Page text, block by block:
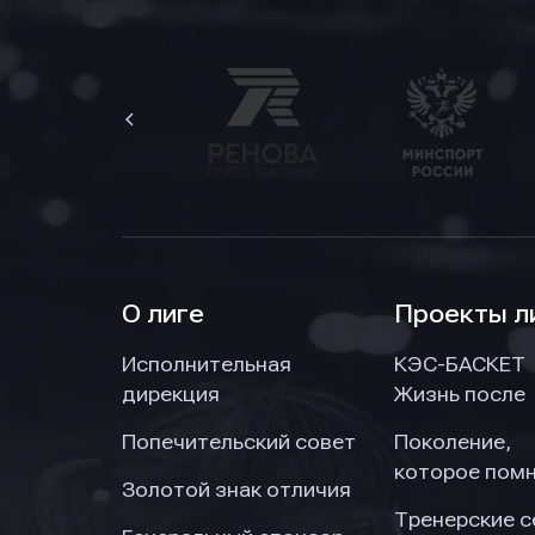
О лиге
Исполнительная
дирекция
Попечительский совет
Золотой знак отличия
Проекты
КЭС-БАСКЕТ
Жизнь после
Поколение,
которое
Тренерские